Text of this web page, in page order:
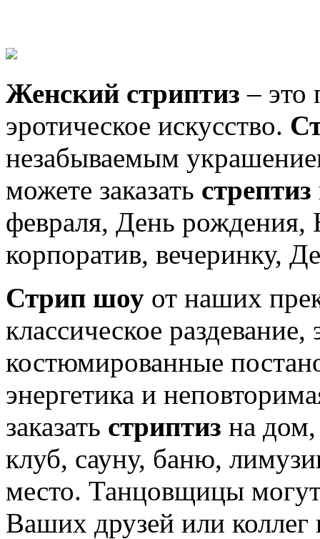
Женский стриптиз – это
эротическое искусство.
незабываемым
можете заказать стрептиз
февраля, День рождения,
корпоратив, вечеринку,
Стрип шоу от наших
классическое
костюмированные
энергетика и
заказать стриптиз на дом,
клуб, сауну, баню,
место. Танцовщицы
Ваших друзей или коллег